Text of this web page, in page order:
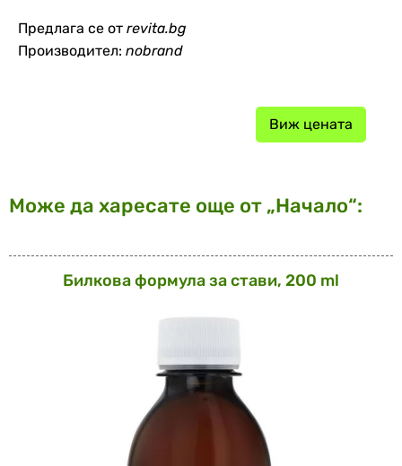
Предлага се от revita.bg
Производител: nobrand
Виж цената
Може да харесате още от „Начало“:
Билкова формула за стави, 200 ml